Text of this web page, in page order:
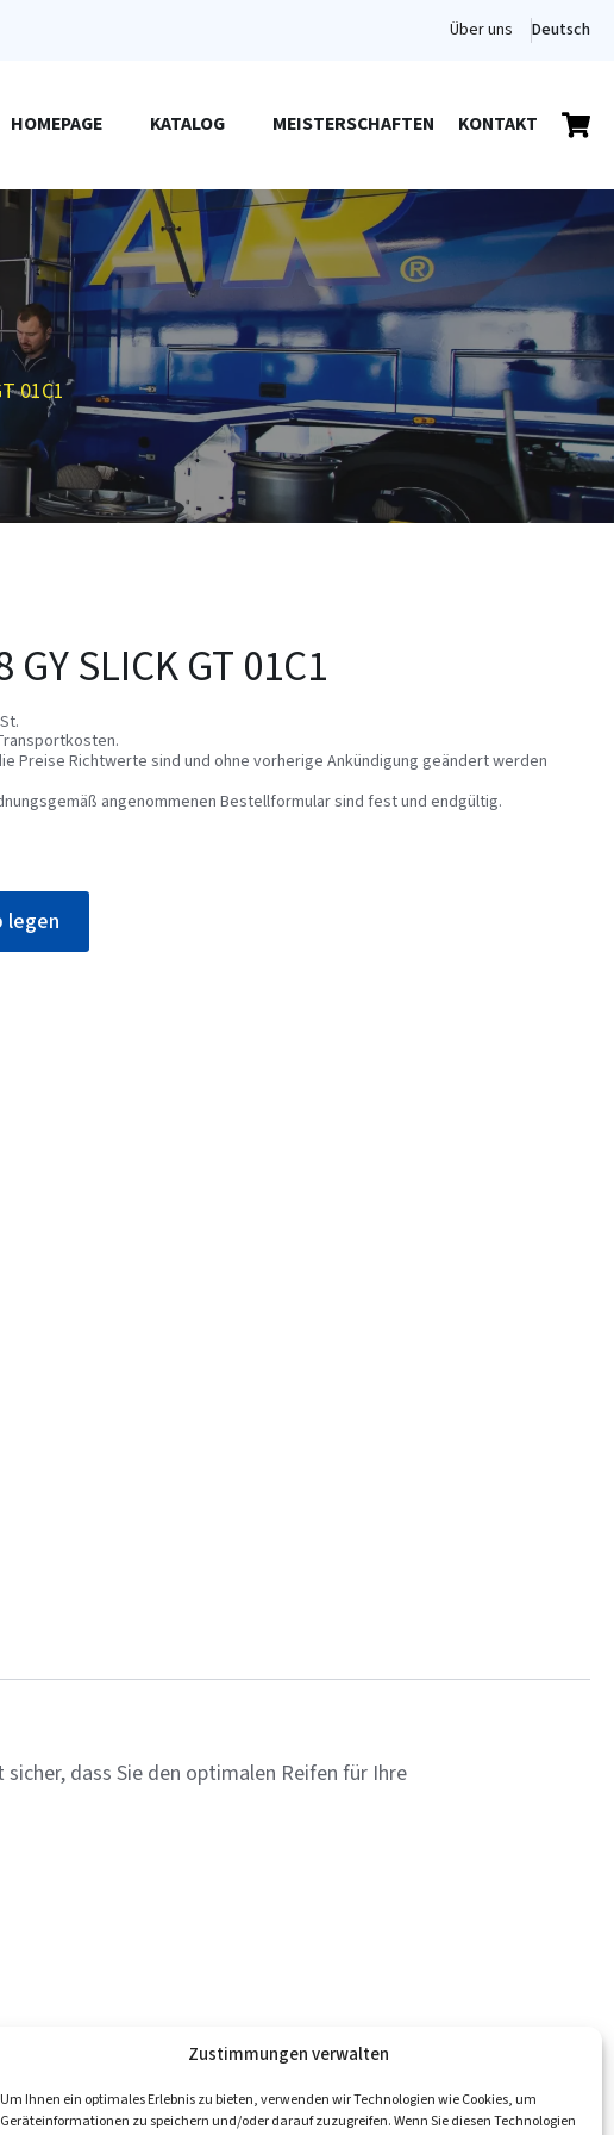
Zustimmungen verwalten
Um Ihnen ein optimales Erlebnis zu bieten, verwenden wir Technologien wie Cookies, um
Geräteinformationen zu speichern und/oder darauf zuzugreifen. Wenn Sie diesen Technologien
Über uns Deutsch
HOMEPAGE KATALOG MEISTERSCHAFTEN KONTAKT
01C1
SLICK GT 01C1
Preise Richtwerte sind und ohne vorherige Ankündigung geändert werden
angenommenen Bestellformular sind fest und endgültig.
legen
dass Sie den optimalen Reifen für Ihre
Homepage Katalog Meisterschaften Kontakt